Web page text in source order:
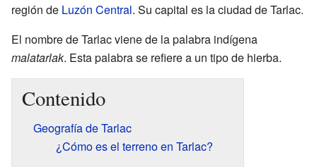
región de Luzón Central. Su capital es la ciudad de Tarlac.
El nombre de Tarlac viene de la palabra indígena
malatarlak. Esta palabra se refiere a un tipo de hierba.
Contenido
Geografía de Tarlac
¿Cómo es el terreno en Tarlac?